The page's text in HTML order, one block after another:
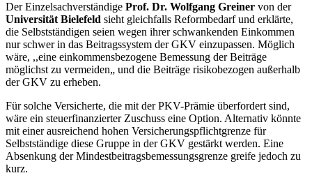
Der Einzelsachverständige Prof. Dr. Wolfgang Greiner von der
Universität Bielefeld sieht gleichfalls Reformbedarf und erklärte,
die Selbstständigen seien wegen ihrer schwankenden Einkommen
nur schwer in das Beitragssystem der GKV einzupassen. Möglich
wäre, ,,eine einkommensbezogene Bemessung der Beiträge
möglichst zu vermeiden„ und die Beiträge risikobezogen außerhalb
der GKV zu erheben.
Für solche Versicherte, die mit der PKV-Prämie überfordert sind,
wäre ein steuerfinanzierter Zuschuss eine Option. Alternativ könnte
mit einer ausreichend hohen Versicherungspflichtgrenze für
Selbstständige diese Gruppe in der GKV gestärkt werden. Eine
Absenkung der Mindestbeitragsbemessungsgrenze greife jedoch zu
kurz.